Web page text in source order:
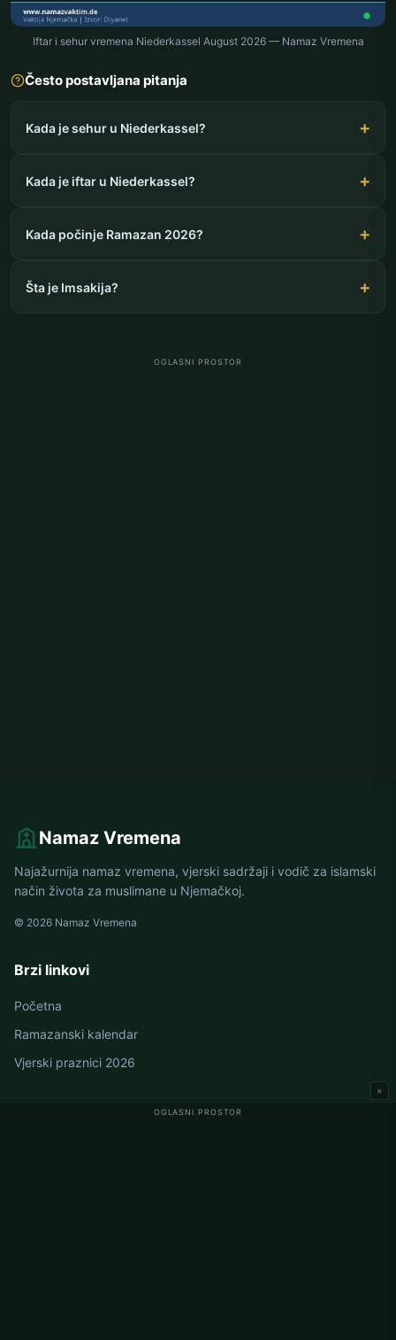
Iftar i sehur vremena Niederkassel August 2026 — Namaz Vremena
Često postavljana pitanja
Kada je sehur u Niederkassel?
Kada je iftar u Niederkassel?
Kada počinje Ramazan 2026?
Šta je Imsakija?
OGLASNI PROSTOR
OGLASNI PROSTOR
×
Namaz Vremena
Najažurnija namaz vremena, vjerski sadržaji i vodič za islamski
način života za muslimane u Njemačkoj.
© 2026 Namaz Vremena
Brzi linkovi
Početna
Ramazanski kalendar
Vjerski praznici 2026
Namaz vremena u Njemačkoj